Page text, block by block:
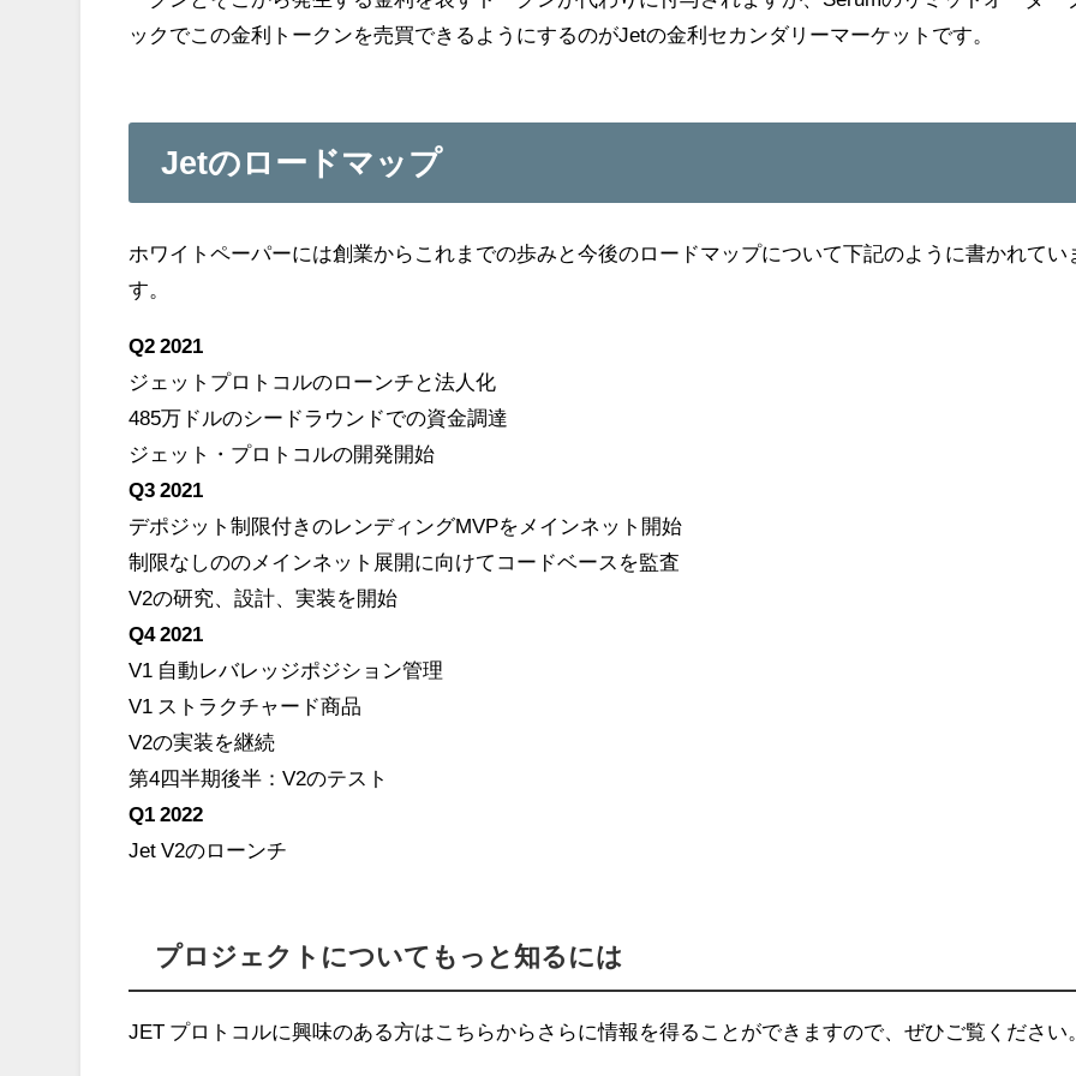
ックでこの金利トークンを売買できるようにするのがJetの金利セカンダリーマーケットです。
Jetのロードマップ
ホワイトペーパーには創業からこれまでの歩みと今後のロードマップについて下記のように書かれてい
す。
Q2 2021
ジェットプロトコルのローンチと法人化
485万ドルのシードラウンドでの資金調達
ジェット・プロトコルの開発開始
Q3 2021
デポジット制限付きのレンディングMVPをメインネット開始
制限なしののメインネット展開に向けてコードベースを監査
V2の研究、設計、実装を開始
Q4 2021
V1 自動レバレッジポジション管理
V1 ストラクチャード商品
V2の実装を継続
第4四半期後半：V2のテスト
Q1 2022
Jet V2のローンチ
プロジェクトについてもっと知るには
JET プロトコルに興味のある方はこちらからさらに情報を得ることができますので、ぜひご覧ください